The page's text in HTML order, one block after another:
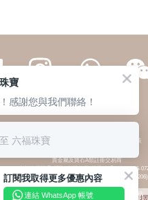
繁體 | 簡体
© 六福集團 版權所有 不得轉載 私隱政策
貴金屬及寶石A類註冊交易商
(六福企業禮品(國際)有限公司-註冊號碼:A-B-24-05-
六福電子商貿有限公司-註冊號碼:A-B-24-05-07206)
貴金屬及寶石B類註冊交易商
(六福集團有限公司-註冊號碼:B-B-24-05-07258;
寶
感謝您與我們聯絡！
六福珠寶
訂閱我取得更多優惠內容
連結 WhatsApp 帳號